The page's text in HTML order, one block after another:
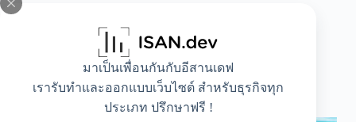
มาเป็นเพื่อนกันกับอีสานเดฟ
เรารับทำและออกแบบเว็บไซต์ สำหรับธุรกิจทุก
ประเภท ปรึกษาฟรี !
Idea
ระบบเกลือสระว่ายน้ำดีอย่างไร ? รู้จักตัวช่วยดูแล
น้ำใสในสระ